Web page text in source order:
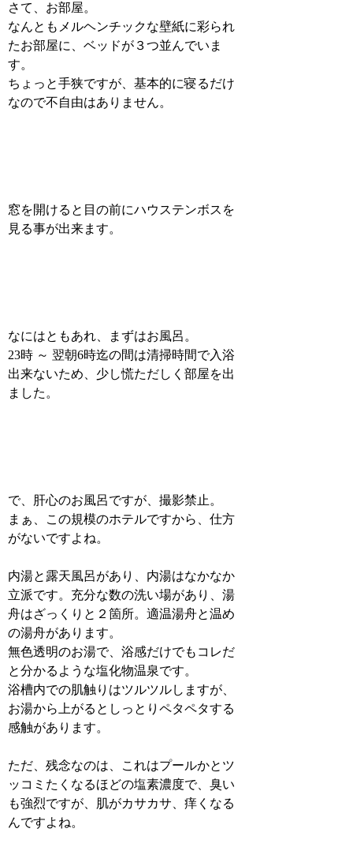
さて、お部屋。
なんともメルヘンチックな壁紙に彩られ
たお部屋に、ベッドが３つ並んでいま
す。
ちょっと手狭ですが、基本的に寝るだけ
なので不自由はありません。
窓を開けると目の前にハウステンボスを
見る事が出来ます。
なにはともあれ、まずはお風呂。
23時 ～ 翌朝6時迄の間は清掃時間で入浴
出来ないため、少し慌ただしく部屋を出
ました。
で、肝心のお風呂ですが、撮影禁止。
まぁ、この規模のホテルですから、仕方
がないですよね。
内湯と露天風呂があり、内湯はなかなか
立派です。充分な数の洗い場があり、湯
舟はざっくりと２箇所。適温湯舟と温め
の湯舟があります。
無色透明のお湯で、浴感だけでもコレだ
と分かるような塩化物温泉です。
浴槽内での肌触りはツルツルしますが、
お湯から上がるとしっとりペタペタする
感触があります。
ただ、残念なのは、これはプールかとツ
ッコミたくなるほどの塩素濃度で、臭い
も強烈ですが、肌がカサカサ、痒くなる
んですよね。